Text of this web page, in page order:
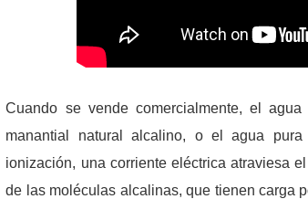
Cuando se vende comercialmente, el
manantial natural alcalino, o el agua
ionización, una corriente eléctrica atraviesa
de las moléculas alcalinas, que tienen carga